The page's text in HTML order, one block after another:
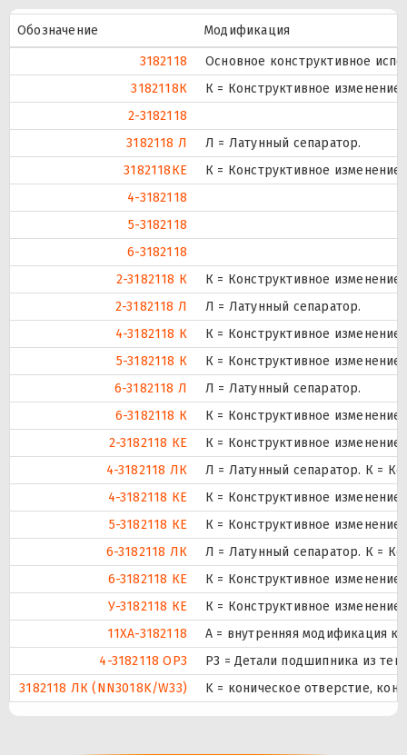
Обозначение
Модификация
3182118
Основное конструктивное
3182118К
К = Конструктивное
2-3182118
3182118 Л
Л = Латунный сепаратор.
3182118КЕ
К = Конструктивное изменение
4-3182118
5-3182118
6-3182118
2-3182118 К
К = Конструктивное
2-3182118 Л
Л = Латунный сепаратор.
4-3182118 К
К = Конструктивное
5-3182118 К
К = Конструктивное
6-3182118 Л
Л = Латунный сепаратор.
6-3182118 К
К = Конструктивное
2-3182118 КЕ
К = Конструктивное изменение
4-3182118 ЛК
Л = Латунный сепаратор. К =
4-3182118 КЕ
К = Конструктивное изменение
5-3182118 КЕ
К = Конструктивное изменение
6-3182118 ЛК
Л = Латунный сепаратор. К =
6-3182118 КЕ
К = Конструктивное изменение
У-3182118 КЕ
К = Конструктивное изменение
11XA-3182118
A = внутренняя модификация
4-3182118 ОР3
Р3 = Детали подшипника из
3182118 ЛК (NN3018K/W33)
K = коническое отверстие,